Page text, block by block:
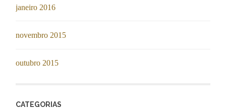
janeiro 2016
novembro 2015
outubro 2015
CATEGORIAS